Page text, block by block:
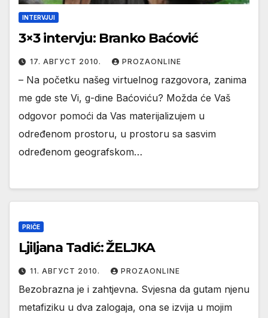
INTERVJUI
3×3 intervju: Branko Baćović
17. АВГУСТ 2010. PROZAONLINE
– Na početku našeg virtuelnog razgovora, zanima
me gde ste Vi, g-dine Baćoviću? Možda će Vaš
odgovor pomoći da Vas materijalizujem u
određenom prostoru, u prostoru sa sasvim
određenom geografskom…
PRIČE
Ljiljana Tadić: ŽELJKA
11. АВГУСТ 2010. PROZAONLINE
Bezobrazna je i zahtjevna. Svjesna da gutam njenu
metafiziku u dva zalogaja, ona se izvija u mojim